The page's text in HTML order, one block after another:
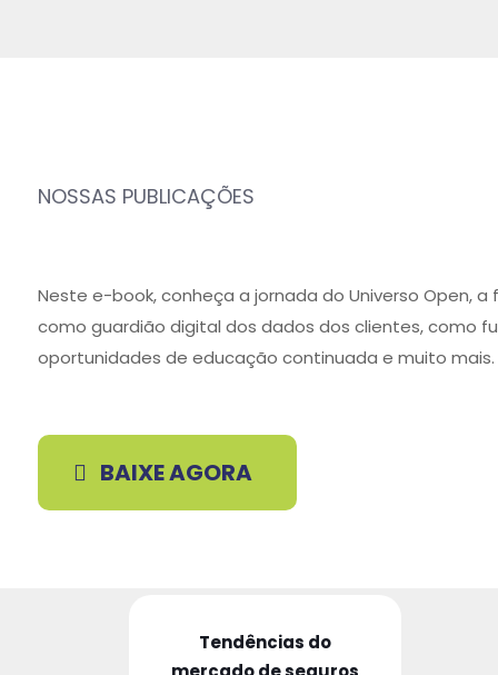
NOSSAS PUBLICAÇÕES
Neste e-book, conheça a jornada do Universo Open,
como guardião digital dos dados dos clientes, como
oportunidades de educação continuada e muito mais.
BAIXE AGORA
Tendências do